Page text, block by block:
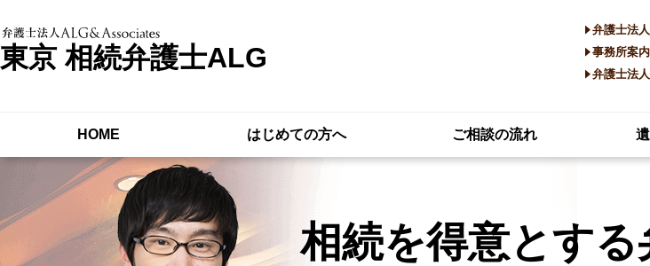
東京 相続弁護士ALG
弁護士法
事務所案内
弁護士法
HOME はじめての方へ ご相談の流れ
相続を得意とする